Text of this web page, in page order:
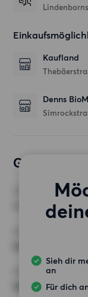
Kaufland
Denns
Gewünschte
Sieh dir
an
Für dich
3 Zimmer
MINDESTANZAHL
HÖCHSTMIETE
900 EUR